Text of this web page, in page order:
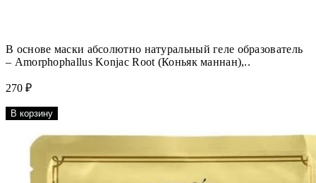
В основе маски абсолютно натуральный геле образователь
– Amorphophallus Konjac Root (Коньяк маннан),..
270 ₽
В корзину